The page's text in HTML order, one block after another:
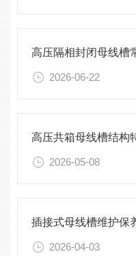
2026-06-22
2026-05-08
2026-04-03